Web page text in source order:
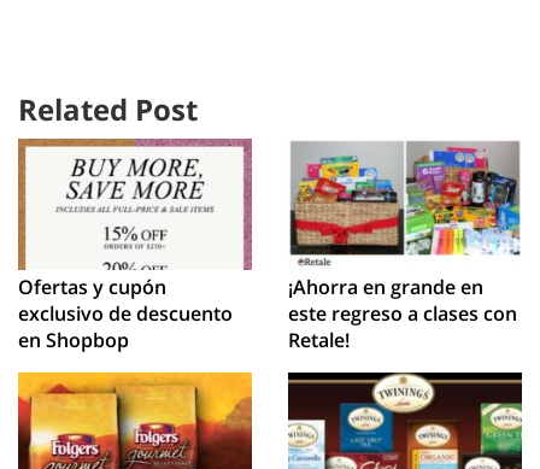
Related Post
Ofertas y cupón
exclusivo de descuento
en Shopbop
¡Ahorra en grande en
este regreso a clases con
Retale!